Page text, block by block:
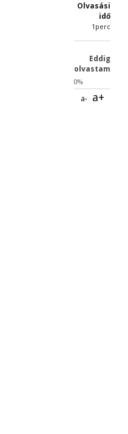
Olvasási
idő
1perc
Eddig
olvastam
0%
a- a+